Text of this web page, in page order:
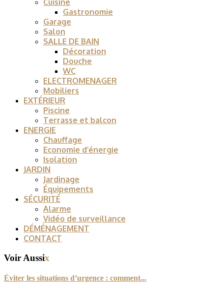
Gastronomie
Garage
Salon
SALLE DE BAIN
Décoration
Douche
WC
ELECTROMENAGER
Mobiliers
EXTÉRIEUR
Piscine
Terrasse et balcon
ENERGIE
Chauffage
Economie d’énergie
Isolation
JARDIN
Jardinage
Équipements
SÉCURITÉ
Alarme
Vidéo de surveillance
DÉMÉNAGEMENT
CONTACT
Voir Aussix
Éviter les situations d’urgence : comment...